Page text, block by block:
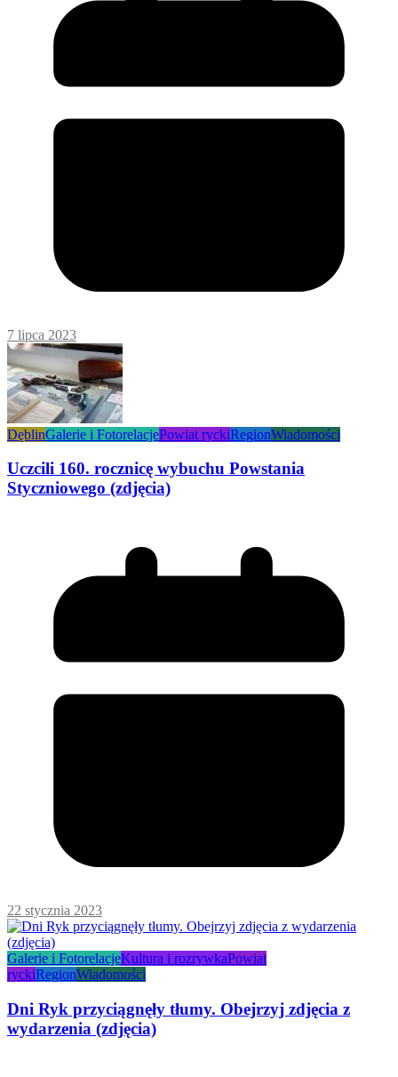
7 lipca 2023
DęblinGalerie i FotorelacjePowiat ryckiRegionWiadomości
Uczcili 160. rocznicę wybuchu Powstania
Styczniowego (zdjęcia)
22 stycznia 2023
Galerie i FotorelacjeKultura i rozrywkaPowiat
ryckiRegionWiadomości
Dni Ryk przyciągnęły tłumy. Obejrzyj zdjęcia z
wydarzenia (zdjęcia)